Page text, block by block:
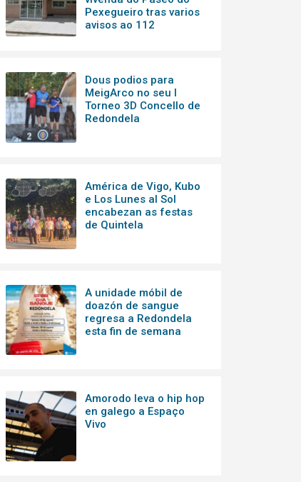
Pexegueiro tras varios
avisos ao 112
Dous podios para
MeigArco no seu I
Torneo 3D Concello de
Redondela
América de Vigo, Kubo
e Los Lunes al Sol
encabezan as festas
de Quintela
A unidade móbil de
doazón de sangue
regresa a Redondela
esta fin de semana
Amorodo leva o hip hop
en galego a Espaço
Vivo